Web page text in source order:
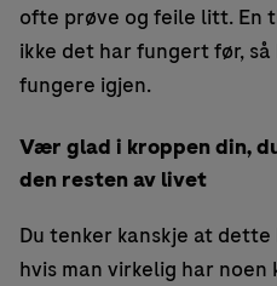
ofte prøve og feile litt. En
ikke det har fungert før,
fungere igjen.
Vær glad i kroppen din,
den resten av livet
Du tenker kanskje at
hvis man virkelig har noen